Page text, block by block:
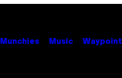
Munchies Music Waypoint